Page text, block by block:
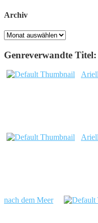
Archiv
Archiv
Genreverwandte Titel:
nach dem Meer